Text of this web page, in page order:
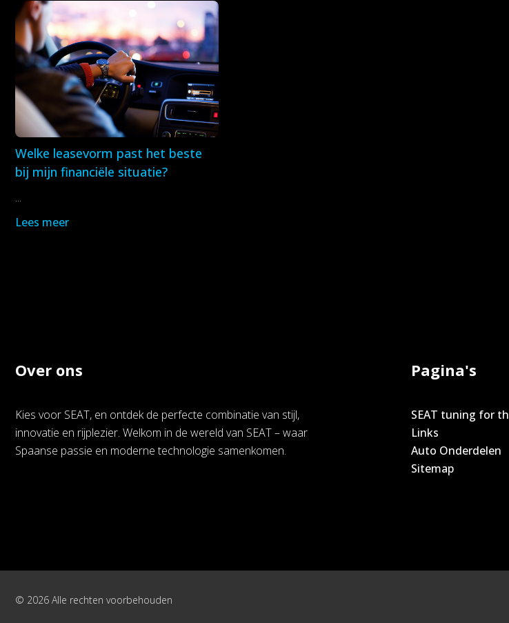
Welke leasevorm past het beste
bij mijn financiële situatie?
...
Lees meer
Over ons
Kies voor SEAT, en ontdek de perfecte combinatie van stijl,
innovatie en rijplezier. Welkom in de wereld van SEAT – waar
Spaanse passie en moderne technologie samenkomen.
Pagina's
SEAT tuning for
Links
Auto Onderdelen
Sitemap
© 2026 Alle rechten voorbehouden